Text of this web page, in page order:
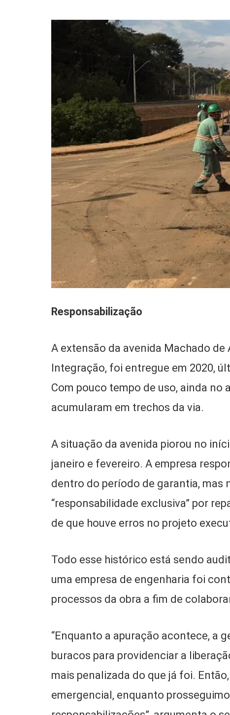
Responsabilização
A extensão da avenida Machado de
Integração, foi entregue em 2020,
Com pouco tempo de uso, ainda no
acumularam em trechos da via.
A situação da avenida piorou no
janeiro e fevereiro. A empresa
dentro do período de garantia, mas
“responsabilidade exclusiva” por
de que houve erros no projeto
Todo esse histórico está sendo
uma empresa de engenharia foi
processos da obra a fim de
“Enquanto a apuração acontece, a
buracos para providenciar a
mais penalizada do que já foi.
emergencial, enquanto